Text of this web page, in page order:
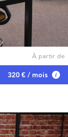
À partir de
320 € / mois